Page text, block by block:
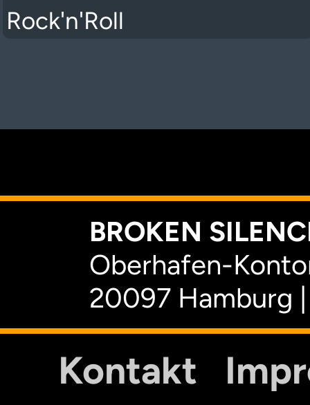
Rock'n'Roll
BROKEN
Oberhafen-
20097 Hamburg
Kontakt